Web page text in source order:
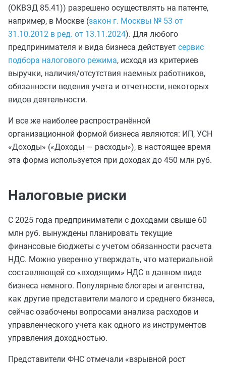
(ОКВЭД 85.41)) разрешено осуществлять на патенте,
например, в Москве (закон г. Москвы № 53 от
31.10.2012 в ред. от 13.11.2024). Для любого
предпринимателя и вида бизнеса действует сервис
подбора налогового режима, исходя из критериев
выручки, наличия/отсутствия наемных работников,
обязанности ведения учета и отчетности, некоторых
видов деятельности.
И все же наиболее распространённой
организационной формой бизнеса являются: ИП, УСН
«Доходы» («Доходы — расходы»), в настоящее время
эта форма используется при доходах до 450 млн руб.
Налоговые риски
С 2025 года предприниматели с доходами свыше 60
млн руб. вынуждены планировать текущие
финансовые бюджеты с учетом обязанности расчета
НДС. Можно уверенно утверждать, что материальной
составляющей со «входящим» НДС в данном виде
бизнеса немного. Популярные блогеры и агентства,
как другие представители малого и среднего бизнеса,
сейчас озабочены вопросами анализа расходов и
управленческого учета как одного из инструментов
управления доходностью.
Представители ФНС отмечали «взрывной рост